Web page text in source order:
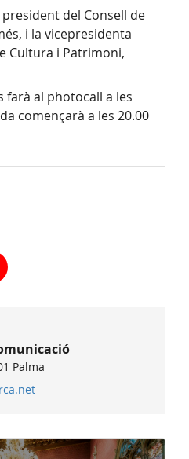
del Consell de
i la vicepresidenta
Cultura i Patrimoni,
farà al photocall a les
començarà a les 20.00
Palma